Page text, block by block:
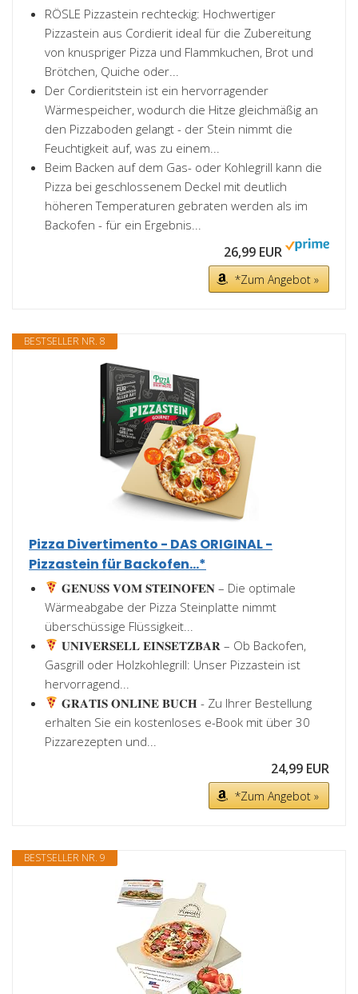
RÖSLE Pizzastein rechteckig: Hochwertiger
Pizzastein aus Cordierit ideal für die Zubereitung
von knuspriger Pizza und Flammkuchen, Brot und
Brötchen, Quiche oder...
Der Cordieritstein ist ein hervorragender
Wärmespeicher, wodurch die Hitze gleichmäßig an
den Pizzaboden gelangt - der Stein nimmt die
Feuchtigkeit auf, was zu einem...
Beim Backen auf dem Gas- oder Kohlegrill kann die
Pizza bei geschlossenem Deckel mit deutlich
höheren Temperaturen gebraten werden als im
Backofen - für ein Ergebnis...
26,99 EUR
*Zum Angebot »
BESTSELLER NR. 8
Pizza Divertimento - DAS ORIGINAL -
Pizzastein für Backofen...*
𝐆𝐄𝐍𝐔𝐒𝐒 𝐕𝐎𝐌 𝐒𝐓𝐄𝐈𝐍𝐎𝐅𝐄𝐍 – Die optimale
Wärmeabgabe der Pizza Steinplatte nimmt
überschüssige Flüssigkeit...
𝐔𝐍𝐈𝐕𝐄𝐑𝐒𝐄𝐋𝐋 𝐄𝐈𝐍𝐒𝐄𝐓𝐙𝐁𝐀𝐑 – Ob Backofen,
Gasgrill oder Holzkohlegrill: Unser Pizzastein ist
hervorragend...
𝐆𝐑𝐀𝐓𝐈𝐒 𝐎𝐍𝐋𝐈𝐍𝐄 𝐁𝐔𝐂𝐇 - Zu Ihrer Bestellung
erhalten Sie ein kostenloses e-Book mit über 30
Pizzarezepten und...
24,99 EUR
*Zum Angebot »
BESTSELLER NR. 9